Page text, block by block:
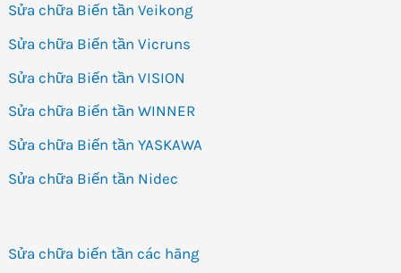
Sửa chữa Biến tần Veikong
Sửa chữa Biến tần Vicruns
Sửa chữa Biến tần VISION
Sửa chữa Biến tần WINNER
Sửa chữa Biến tần YASKAWA
Sửa chữa Biến tần Nidec
Sửa chữa biến tần các hãng